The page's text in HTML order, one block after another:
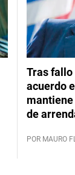
Tras fallo
acuerdo
de
POR MAURO